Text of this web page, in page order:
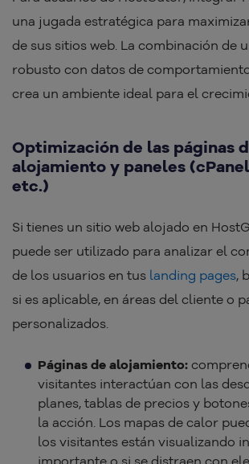
una jugada estratégica para
de sus sitios web. La combinación de
robusto con datos de
crea un ambiente ideal para el
Optimización de las páginas
alojamiento y paneles
etc.)
Si tienes un sitio web alojado en
puede ser utilizado para analizar el
de los usuarios en tus landing pages,
si es aplicable, en áreas del cliente o
personalizados.
Páginas de alojamiento:
visitantes interactúan con las
planes, tablas de precios y
la acción. Los mapas de calor
los visitantes están visualizando